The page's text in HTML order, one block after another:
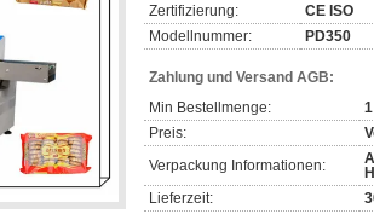
Zertifizierung:
CE ISO
Modellnummer:
PD350
Zahlung und Versand AGB:
Min Bestellmenge:
Preis:
Verpackung Informationen:
Lieferzeit: